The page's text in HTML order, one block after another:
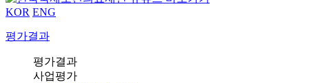
KOR ENG
평가결과
평가결과
사업평가